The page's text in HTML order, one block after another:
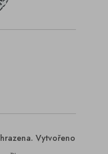
Vytvořeno